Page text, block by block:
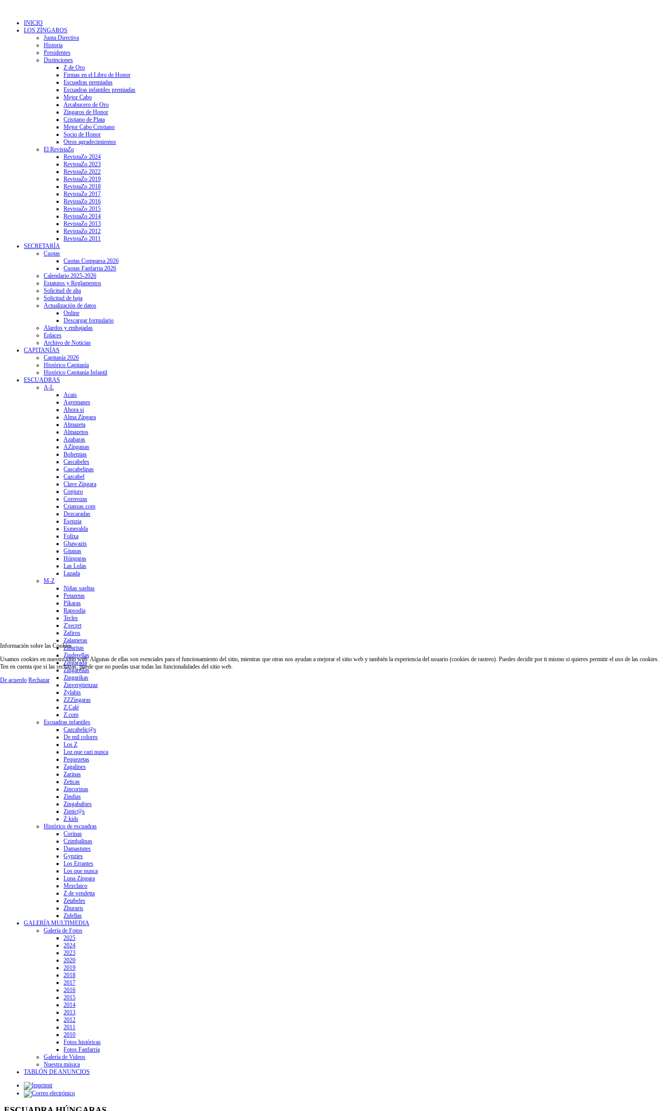
INICIO
LOS ZÍNGAROS
Junta Directiva
Historia
Presidentes
Distinciones
Z de Oro
Firmas en el Libro de Honor
Escuadras premiadas
Escuadras infantiles premiadas
Mejor Cabo
Arcabucero de Oro
Zíngaros de Honor
Cristiano de Plata
Mejor Cabo Cristiano
Socio de Honor
Otros agradecimientos
El RevistaZo
RevistaZo 2024
RevistaZo 2023
RevistaZo 2022
RevistaZo 2019
RevistaZo 2018
RevistaZo 2017
RevistaZo 2016
RevistaZo 2015
RevistaZo 2014
RevistaZo 2013
RevistaZo 2012
RevistaZo 2011
SECRETARÍA
Cuotas
Cuotas Comparsa 2026
Cuotas Fanfarria 2026
Calendario 2025-2026
Estatutos y Reglamentos
Solicitud de alta
Solicitud de baja
Actualización de datos
Online
Descargar formulario
Alardos y embajadas
Enlaces
Archivo de Noticias
CAPITANÍAS
Capitanía 2026
Histórico Capitanía
Histórico Capitanía Infantil
ESCUADRAS
A-L
Acais
Agremanes
Ahora si
Alma Zíngara
Almazeta
Almazetos
Azaharas
AZínganas
Bohemias
Cascabeles
Cascabelinas
Cazcabel
Clave Zíngara
Conjuro
Correozas
Crianzas.com
Dezcaradas
Esenzia
Esmeralda
Folixa
Ghawazis
Gitanas
Húngaras
Las Lolas
Lazada
M-Z
Niñas sueltas
Petazetas
Píkaras
Rapsodia
Tecles
Z'secret
Zafiros
Zalameras
Zibaritas
Zinderellas
Zingarada
Zingarellas
Zingarikas
Zinvergüenzaz
Zylahis
ZZZíngaras
Z.Calé
Z.com
Escuadras infantiles
Cazcabelic@s
De mil colores
Los Z
Loz que cazi nunca
Pequezetas
Zagalines
Zarinas
Zeticas
Zincorinas
Zindias
Zingababies
Zintic@s
Z kids
Histórico de escuadras
Corinas
Czimbalinas
Damastutes
Gypzies
Los Errantes
Los que nunca
Luna Zíngara
Mezclaico
Z de vendetta
Zetabeles
Zhuraris
Zidellas
GALERÍA MULTIMEDIA
Galería de Fotos
2025
2024
2023
2020
2019
2018
2017
2016
2015
2014
2013
2012
2011
2010
Fotos históricas
Fotos Fanfarria
Galería de Videos
Nuestra música
TABLÓN DE ANUNCIOS
Información sobre las Cookies
Usamos cookies en nuestro sitio web. Algunas de ellas son esenciales para el funcionamiento del sitio, mientras que otras nos ayudan a mejorar el sitio web y también la experiencia del usuario (cookies de rastreo). Puedes decidir por ti mismo si quieres permitir el uso de las cookies.
Ten en cuenta que si las rechazas, puede que no puedas usar todas las funcionalidades del sitio web.
De acuerdo Rechazar